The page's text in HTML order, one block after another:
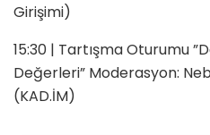
Girişimi)
15:30 | Tartışma Oturumu
Değerleri” Moderasyon:
(KAD.İM)